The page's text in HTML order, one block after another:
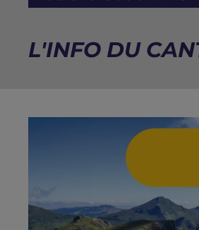
L'INFO DU